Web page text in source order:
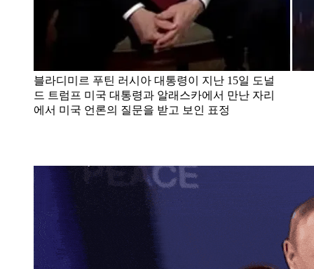
블라디미르 푸틴 러시아 대통령이 지난 15일 도널
드 트럼프 미국 대통령과 알래스카에서 만난 자리
에서 미국 언론의 질문을 받고 보인 표정